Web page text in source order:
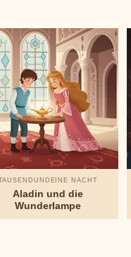
NACHT
Aladin und die
Wunderlampe